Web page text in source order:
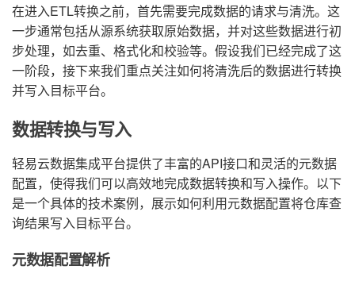
在进入ETL转换之前，首先需要完成数据的请求与清洗。这
一步通常包括从源系统获取原始数据，并对这些数据进行初
步处理，如去重、格式化和校验等。假设我们已经完成了这
一阶段，接下来我们重点关注如何将清洗后的数据进行转换
并写入目标平台。
数据转换与写入
轻易云数据集成平台提供了丰富的API接口和灵活的元数据
配置，使得我们可以高效地完成数据转换和写入操作。以下
是一个具体的技术案例，展示如何利用元数据配置将仓库查
询结果写入目标平台。
元数据配置解析